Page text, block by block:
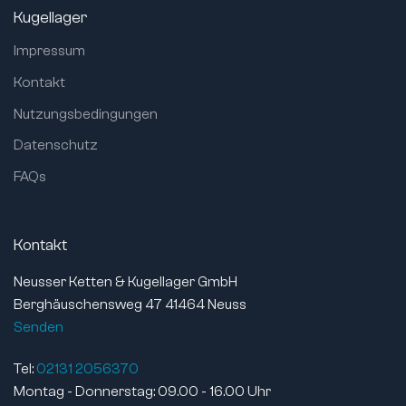
Verbreiterter Innenring:
Kugellager
Impressum
Kontakt
Nutzungsbedingungen
Datenschutz
FAQs
Kontakt
Neusser Ketten & Kugellager GmbH
Berghäuschensweg 47 41464 Neuss
Senden
Tel: 02131 2056370
Montag - Donnerstag: 09.00 - 16.00 Uhr